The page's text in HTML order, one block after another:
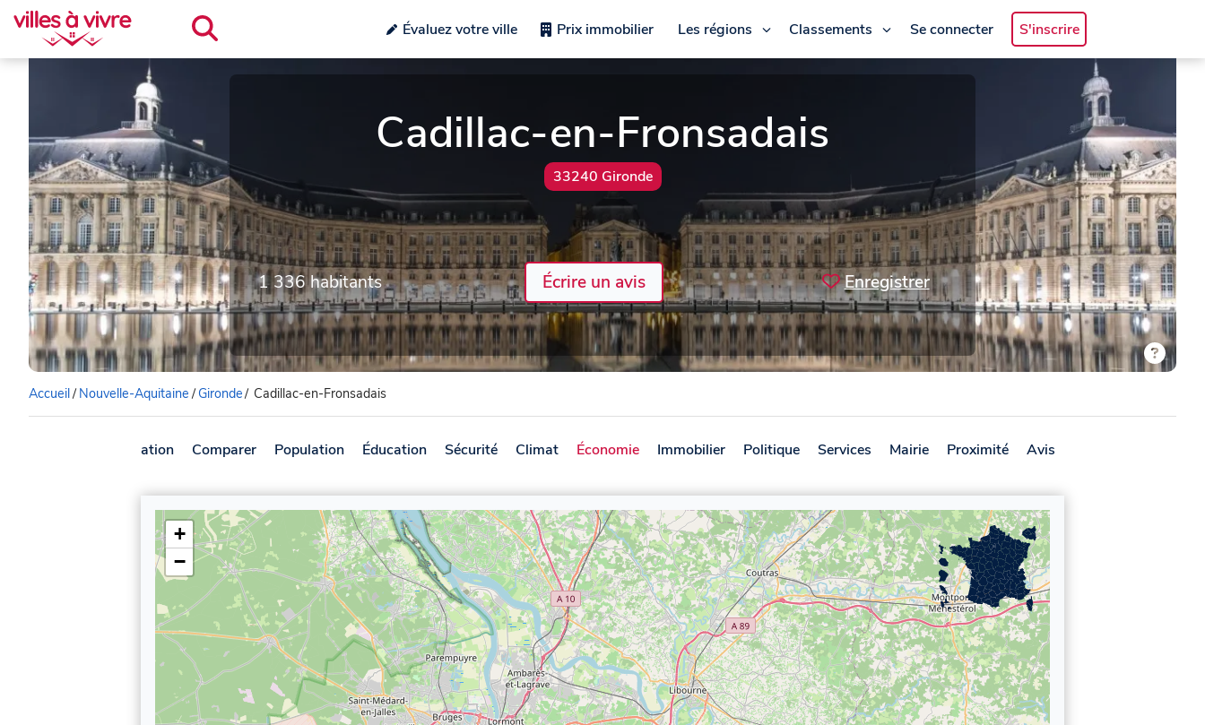
Évaluez votre ville Prix immobilier Les régions Classements Se connecter S'inscrire
Cadillac-en-Fronsadais
33240 Gironde
1 336 habitants Écrire un avis Enregistrer
Accueil/ Nouvelle-Aquitaine/Gironde/ Cadillac-en-Fronsadais
Présentation Comparer Population Éducation Sécurité Climat Économie Immobilier Politique Services Mairie Proximité Avis
+
−